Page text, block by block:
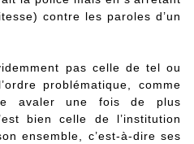
contre les paroles d’un
pas celle de tel ou
problématique, comme
avaler une fois de plus
bien celle de l’institution
ensemble, c’est-à-dire ses